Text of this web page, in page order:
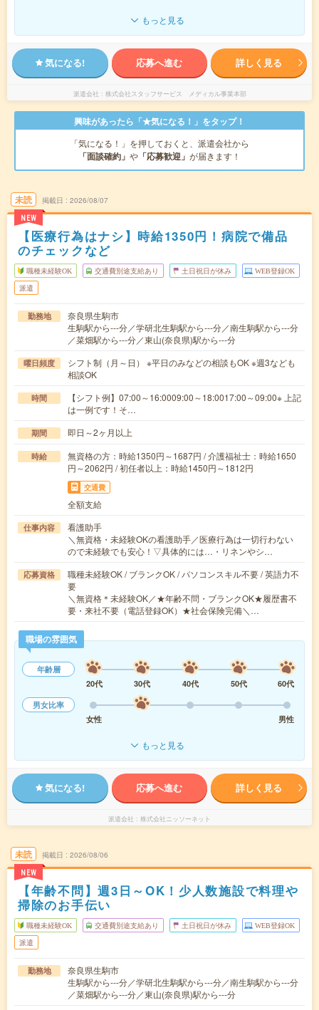
もっと見る
気になる! 応募へ進む 詳しく見る
派遣会社 株式会社スタッフサービス メディカル事業本部
興味があったら「★気になる！」をタップ！
「気になる！」を押しておくと、派遣会社から
「面談確約」 や 「応募歓迎」 が届きます！
未読
NEW
掲載日 2026/08/07
【医療行為はナシ】時給1350円！病院で備品
のチェックなど
職種未経験OK 交通費別途支給あり 土日祝日が休み WEB登録OK
派遣
勤務地
奈良県生駒市
生駒駅から---分／学研北生駒駅から---分／南生駒駅から---分
／菜畑駅から---分／東山(奈良県)駅から---分
曜日頻度
シフト制（月～日） ※平日のみなどの相談もOK ※週3なども
相談OK
時間
【シフト例】07:00～16:0009:00～18:0017:00～09:00※ 上記
は一例です！そ…
期間 即日～2ヶ月以上
時給
無資格の方：時給1350円～1687円 / 介護福祉士：時給1650
円～2062円 / 初任者以上：時給1450円～1812円
交通費
全額支給
仕事内容
看護助手
＼無資格・未経験OKの看護助手／医療行為は一切行わない
ので未経験でも安心！▽具体的には…・リネンやシ…
応募資格
職種未経験OK / ブランクOK / パソコンスキル不要 / 英語力不
要
＼無資格＊未経験OK／★年齢不問・ブランクOK★履歴書不
要・来社不要（電話登録OK）★社会保険完備＼…
職場の雰囲気
年齢層
20代
30代 40代 50代
60代
男女比率
女性
男性
もっと見る
気になる! 応募へ進む 詳しく見る
派遣会社 株式会社ニッソーネット
未読
NEW
掲載日 2026/08/06
【年齢不問】週3日～OK！少人数施設で料理や
掃除のお手伝い
職種未経験OK 交通費別途支給あり 土日祝日が休み WEB登録OK
派遣
勤務地
奈良県生駒市
生駒駅から---分／学研北生駒駅から---分／南生駒駅から---分
／菜畑駅から---分／東山(奈良県)駅から---分